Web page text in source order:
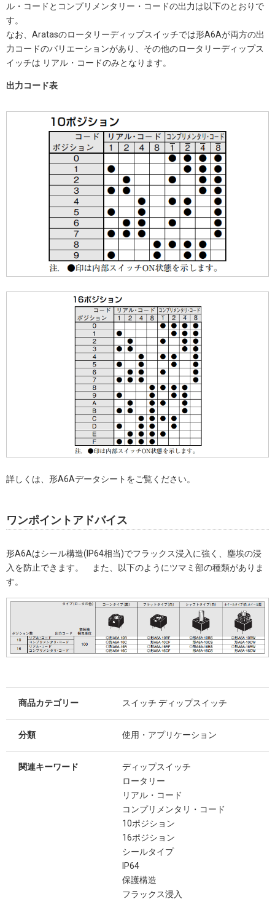
ル・コードとコンプリメンタリー・コードの出力は以下のとおりで
す。
なお、Aratasのロータリーディップスイッチでは形A6Aが両方の出
力コードのバリエーションがあり、その他のロータリーディップス
イッチは リアル・コードのみとなります。
出力コード表
詳しくは、形A6Aデータシートをご覧ください。
ワンポイントアドバイス
形A6Aはシール構造(IP64相当)でフラックス浸入に強く、塵埃の浸
入を防止できます。 また、以下のようにツマミ部の種類がありま
す。
商品カテゴリー スイッチ ディップスイッチ
分類 使用・アプリケーション
関連キーワード
ディップスイッチ
ロータリー
リアル・コード
コンプリメンタリ・コード
10ポジション
16ポジション
シールタイプ
IP64
保護構造
フラックス浸入